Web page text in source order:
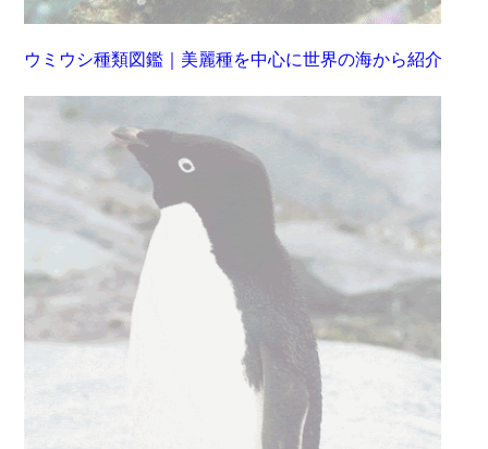
ウミウシ種類図鑑｜美麗種を中心に世界の海から紹介